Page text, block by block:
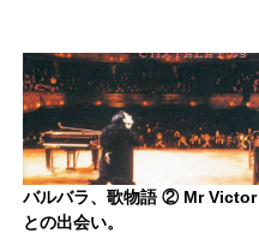
バルバラ、歌物語 ② Mr Victor
との出会い。